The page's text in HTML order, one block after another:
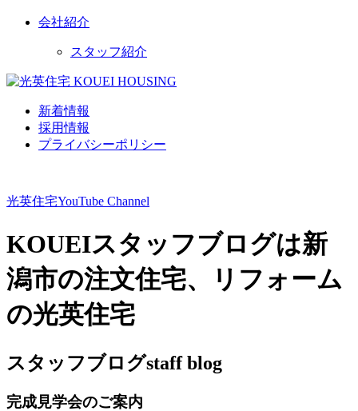
会社紹介
スタッフ紹介
新着情報
採用情報
プライバシーポリシー
光英住宅YouTube Channel
KOUEIスタッフブログは新
潟市の注文住宅、リフォーム
の光英住宅
スタッフブログstaff blog
完成見学会のご案内